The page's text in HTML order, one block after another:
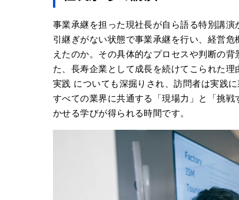
事業承継を担った現社長が自ら語る特別講演
引継ぎがない状態で事業承継を行い、経営
えたのか。その具体的なプロセスや判断の
た、長寿企業として成長を続けてこられた
実践 についても深掘りされ、訪問者は実践
すべての業界に共通する「現場力」と「挑
かせる学びが得られる時間です。